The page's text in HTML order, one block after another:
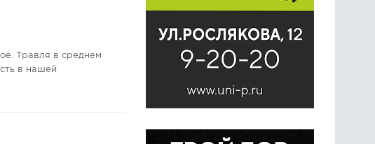
Травля в среднем
в нашей